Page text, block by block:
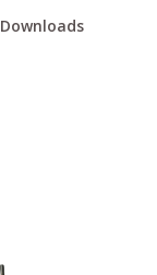
Downloads